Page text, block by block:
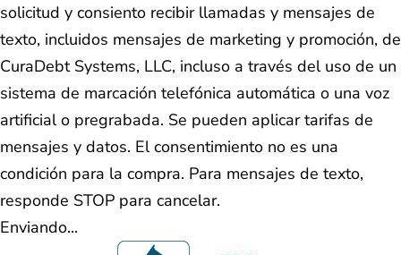
solicitud y consiento recibir llamadas y mensajes de
texto, incluidos mensajes de marketing y promoción, de
CuraDebt Systems, LLC, incluso a través del uso de un
sistema de marcación telefónica automática o una voz
artificial o pregrabada. Se pueden aplicar tarifas de
mensajes y datos. El consentimiento no es una
condición para la compra. Para mensajes de texto,
responde STOP para cancelar.
Enviando...